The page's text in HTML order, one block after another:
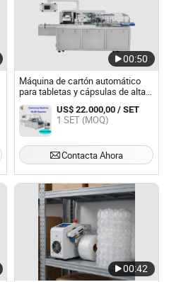
00:50
Máquina de cartón automático
para tabletas y cápsulas de alta
velocidad en venta caliente de
fábrica farmacéutica
US$ 22.000,00 / SET
1 SET (MOQ)
Contacta Ahora
00:42